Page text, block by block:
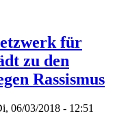
für
zu den
Rassismus
06/03/2018 - 12:51